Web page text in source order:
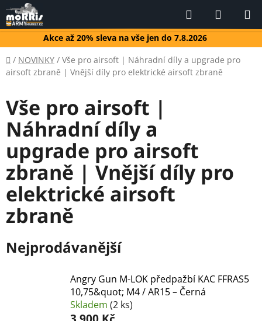
Přejít
na
obsah
Akce až 20% sleva na vše jen do 7.8.2026
Hledat
KOŠÍK
Domů
/ NOVINKY / Vše pro airsoft | Náhradní díly a upgrade pro
airsoft zbraně | Vnější díly pro elektrické airsoft zbraně
Vše pro airsoft |
Náhradní díly a
upgrade pro airsoft
zbraně | Vnější díly pro
elektrické airsoft
zbraně
Nejprodávanější
Angry Gun M-LOK předpažbí KAC FFRAS5
10,75&quot; M4 / AR15 – Černá
Skladem (2 ks)